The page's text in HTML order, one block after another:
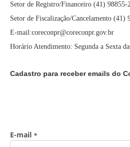
Setor de Registro/Financeiro (41) 98855-
Setor de Fiscalização/Cancelamento (41)
E-mail:coreconpr@coreconpr.gov.br
Horário Atendimento: Segunda a Sexta
Cadastro para receber emails do